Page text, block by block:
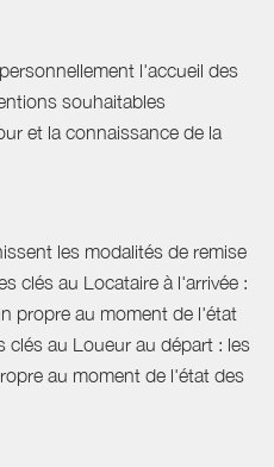
l'accueil des
souhaitables
et la connaissance de la
les modalités de remise
clés au Locataire à l'arrivée :
propre au moment de l'état
clés au Loueur au départ : les
au moment de l'état des